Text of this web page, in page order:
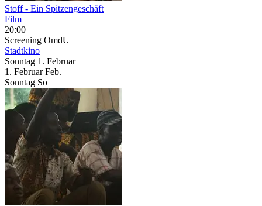
Stoff - Ein Spitzengeschäft
Film
20:00
Screening OmdU
Stadtkino
Sonntag 1. Februar
1. Februar Feb.
Sonntag So